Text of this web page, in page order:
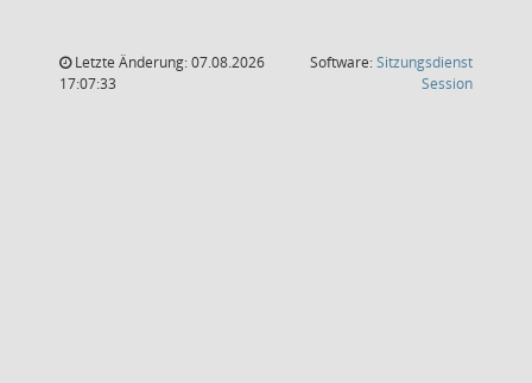
Letzte Änderung: 07.08.2026
17:07:33
Software:Sitzungsdienst
Session(Wird in